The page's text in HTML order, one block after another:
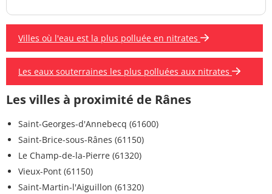
Villes où l'eau est la plus polluée en nitrates
Les eaux souterraines les plus polluées aux nitrates
Les villes à proximité de Rânes
Saint-Georges-d'Annebecq (61600)
Saint-Brice-sous-Rânes (61150)
Le Champ-de-la-Pierre (61320)
Vieux-Pont (61150)
Saint-Martin-l'Aiguillon (61320)